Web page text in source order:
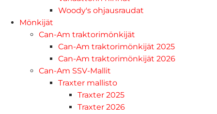
Woody's ohjausraudat
Mönkijät
Can-Am traktorimönkijät
Can-Am traktorimönkijät 2025
Can-Am traktorimönkijät 2026
Can-Am SSV-Mallit
Traxter mallisto
Traxter 2025
Traxter 2026